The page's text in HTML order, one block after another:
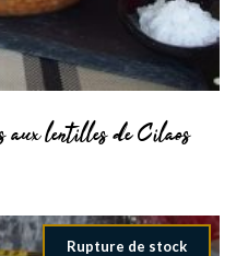
aux lentilles de Cilaos
Rupture de stock